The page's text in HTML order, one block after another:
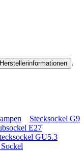
.
Stecksockel G9
E27
GU5.3